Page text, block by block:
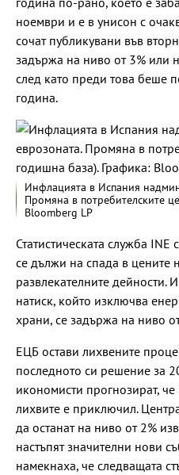
ноември и е в унисон с
сочат публикувани във
задържа на ниво от 3% или
след като преди това беше
година.
Инфлацията в Испания
Промяна в потребителските
Bloomberg LP
Статистическата служба
се дължи на спада в цените
развлекателните дейности.
натиск, който изключва
храни, се задържа на ниво
ЕЦБ остави лихвените
последното си решение за
икономисти прогнозират,
лихвите е приключил.
да останат на ниво от 2%
настъпят значителни нови
намекнаха, че следващата